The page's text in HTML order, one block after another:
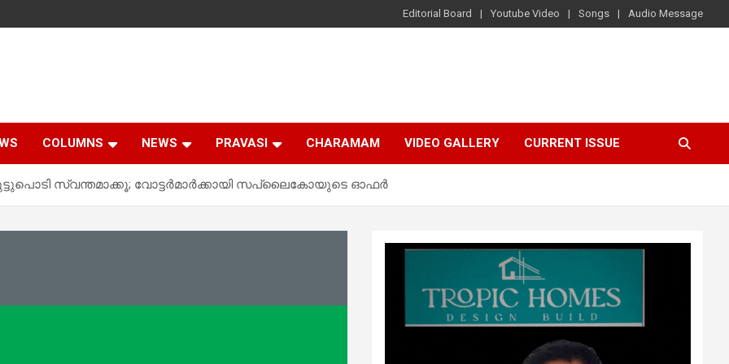
Editorial Board Youtube Video Songs Audio Message
COLUMNS NEWS PRAVASI CHARAMAM VIDEO GALLERY CURRENT ISSUE
സ്വന്തമാക്കൂ; വോട്ടർമാർക്കായി സപ്ലൈകോയുടെ ഓഫർ